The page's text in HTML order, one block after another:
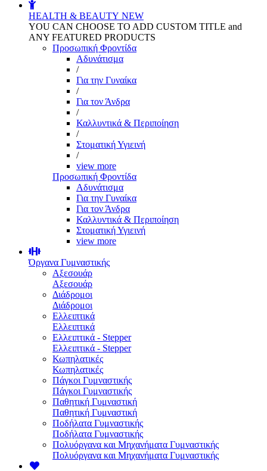
HEALTH & BEAUTY NEW
YOU CAN CHOOSE TO ADD CUSTOM TITLE and
ANY FEATURED PRODUCTS
Προσωπική Φροντίδα
Αδυνάτισμα
/
Για την Γυναίκα
/
Για τον Άνδρα
/
Καλλυντικά & Περιποίηση
/
Στοματική Υγιεινή
/
view more
Προσωπική Φροντίδα
Αδυνάτισμα
Για την Γυναίκα
Για τον Άνδρα
Καλλυντικά & Περιποίηση
Στοματική Υγιεινή
view more
Όργανα Γυμναστικής
Αξεσουάρ
Αξεσουάρ
Διάδρομοι
Διάδρομοι
Ελλειπτικά
Ελλειπτικά
Ελλειπτικά - Stepper
Ελλειπτικά - Stepper
Κωπηλατικές
Κωπηλατικές
Πάγκοι Γυμναστικής
Πάγκοι Γυμναστικής
Παθητική Γυμναστική
Παθητική Γυμναστική
Ποδήλατα Γυμναστικής
Ποδήλατα Γυμναστικής
Πολυόργανα και Μηχανήματα Γυμναστικής
Πολυόργανα και Μηχανήματα Γυμναστικής